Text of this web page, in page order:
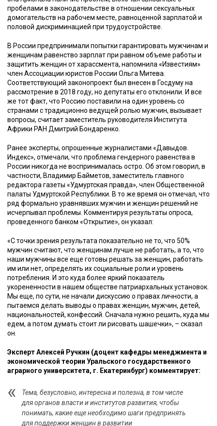
пробелами в законодательстве в отношении сексуальных
домогательств на рабочем месте, равноценной зарплатой и
половой дискриминацией при трудоустройстве.
В России предпринимали попытки гарантировать мужчинам и
женщинам равенство зарплат при равном объеме работы и
защитить женщин от харассмента, напомнила «Известиям»
член Ассоциации юристов России Ольга Митева.
Соответствующий законопроект был внесен в Госдуму на
рассмотрение в 2018 году, но депутаты его отклонили. И все
же тот факт, что Россию поставили на один уровень со
странами с традиционно ведущей ролью мужчин, вызывает
вопросы, считает заместитель руководителя Института
Африки РАН Дмитрий Бондаренко.
Ранее эксперты, опрошенные журналистами «Давыдов.
Индекс», отмечали, что проблема гендерного равенства в
России никогда не воспринималась остро. Об этом говорил, в
частности, Владимир Байметов, заместитель главного
редактора газеты «Удмуртская правда», член Общественной
палаты Удмуртской Республики. В то же время он отмечал, что
ряд формально уравнявших мужчин и женщин решений не
исчерпывал проблемы. Комментируя результаты опроса,
проведенного банком «Открытие», он указал:
«С точки зрения результата показательно не то, что 50%
мужчин считают, что женщинам лучше не работать, а то, что
наши мужчины все еще готовы решать за женщин, работать
им или нет, определять их социальные роли и уровень
потребления. И это куда более яркий показатель
укорененности в нашем обществе патриархальных установок.
Мы еще, по сути, не начали дискуссию о правах личности, а
пытаемся делать выводы о правах женщин, мужчин, детей,
национальностей, конфессий. Сначала нужно решить, куда мы
едем, а потом думать стоит ли рисовать шашечки», – сказал
он.
Эксперт Алексей Ручкин (доцент кафедры менеджмента и
экономической теории Уральского государственного
аграрного университета, г. Екатеринбург) комментирует:
Тема, безусловно, интересна и полезна, в том числе
для органов власти и институтов развития, чтобы
понимать, какие еще необходимо шаги предпринять
для поддержки женщин в развитии